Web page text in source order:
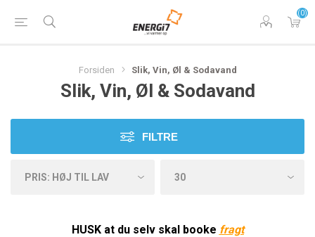
(0)
Forsiden Slik, Vin, Øl & Sodavand
Slik, Vin, Øl & Sodavand
FILTRE
HUSK at du selv skal booke fragt